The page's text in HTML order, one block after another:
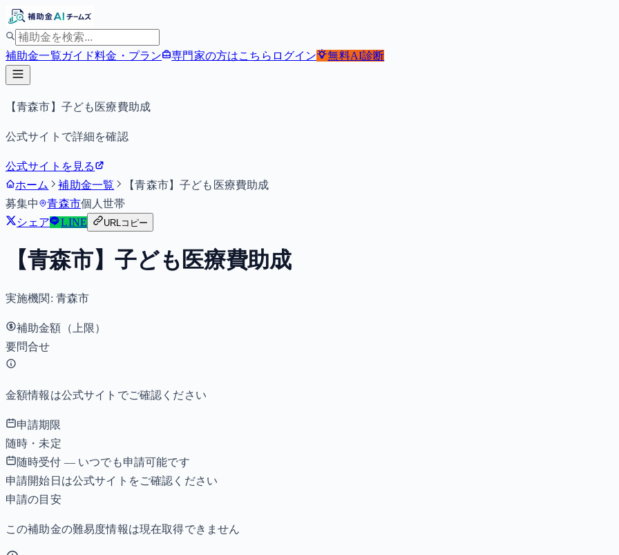
補助金一覧ガイド料金・プラン 専門家の方はこちら ログイン 無料AI診断
【青森市】子ども医療費助成
公式サイトで詳細を確認
公式サイトを見る
ホーム
補助金一覧
【青森市】子ども医療費助成
募集中
青森市個人世帯
シェア
LINE URLコピー
【青森市】子ども医療費助成
実施機関: 青森市
補助金額（上限）
要問合せ
金額情報は公式サイトでご確認ください
申請期限
随時・未定
随時受付 — いつでも申請可能です
申請開始日は公式サイトをご確認ください
申請の目安
この補助金の難易度情報は現在取得できません